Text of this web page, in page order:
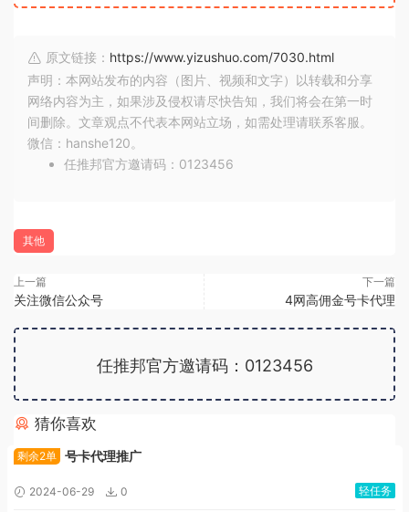
原文链接： https://www.yizushuo.com/7030.html
声明：本网站发布的内容（图片、视频和文字）以转载和分享
网络内容为主，如果涉及侵权请尽快告知，我们将会在第一时
间删除。文章观点不代表本网站立场，如需处理请联系客服。
微信：hanshe120。
任推邦官方邀请码：0123456
其他
上一篇
关注微信公众号
下一篇
4网高佣金号卡代理
任推邦官方邀请码：0123456
猜你喜欢
剩余2单 号卡代理推广
2024-06-29 0 轻任务